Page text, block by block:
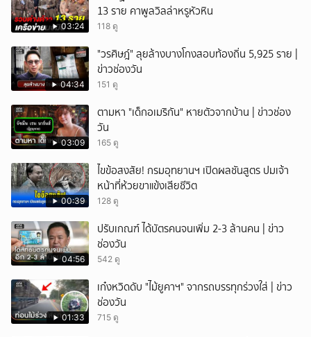
03:24
13 ราย คาพูลวิลล่าหรูหัวหิน
118 ดู
04:34
"วรศิษฎ์" ลุยล้างบางโกงสอบท้องถิ่น 5,925 ราย |
ข่าวช่องวัน
151 ดู
03:09
ตามหา "เด็กอเมริกัน" หายตัวจากบ้าน | ข่าวช่อง
วัน
165 ดู
00:39
ไขข้อสงสัย! กรมอุทยานฯ เปิดผลชันสูตร ปมเจ้า
หน้าที่ห้วยขาแข้งเสียชีวิต
128 ดู
04:56
ปรับเกณฑ์ ได้บัตรคนจนเพิ่ม 2-3 ล้านคน | ข่าว
ช่องวัน
542 ดู
01:33
เก๋งหวิดดับ "ไม้ยูคาฯ" จากรถบรรทุกร่วงใส่ | ข่าว
ช่องวัน
715 ดู